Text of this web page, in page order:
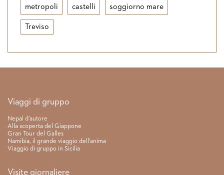
metropoli castelli soggiorno mare
Treviso
Link rapidi
Viaggi di gruppo
Nepal d’autore
Alla scoperta del Giappone
Gran Tour del Galles
Namibia, il grande viaggio dell’anima
Viaggio di gruppo in Sicilia
Visite giornaliere